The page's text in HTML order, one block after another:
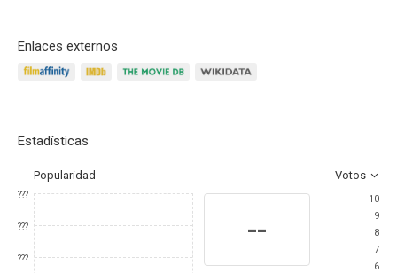
Enlaces externos
Estadísticas
Popularidad Votos
???
???
???
--
10
9
8
7
6